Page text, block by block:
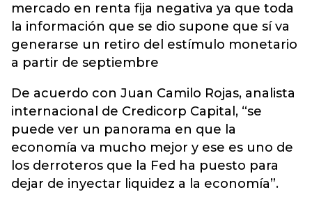
mercado en renta fija negativa ya que toda
la información que se dio supone que sí va
generarse un retiro del estímulo monetario
a partir de septiembre
De acuerdo con Juan Camilo Rojas, analista
internacional de Credicorp Capital, “se
puede ver un panorama en que la
economía va mucho mejor y ese es uno de
los derroteros que la Fed ha puesto para
dejar de inyectar liquidez a la economía”.